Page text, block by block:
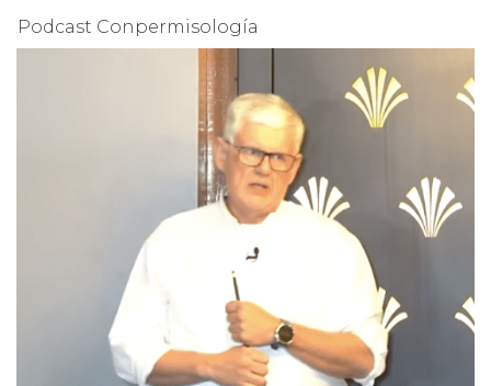
Podcast Conpermisología